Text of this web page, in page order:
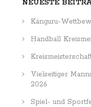
NEUESTE
Känguru-
Handball
Vielseitiger
2026
Spiel- und